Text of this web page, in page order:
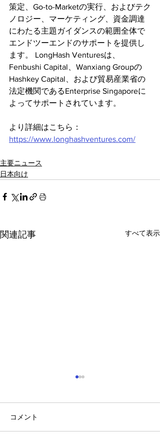
策定、Go-to-Marketの実行、およびテク
ノロジー、マーケティング、資金調達
にわたる主題ガイダンスの範囲全体で
エンドツーエンドのサポートを提供し
ます。 LongHash Venturesは、
Fenbushi Capital、Wanxiang Groupの
Hashkey Capital、および貿易産業省の
法定機関であるEnterprise Singaporeに
よってサポートされています。
より詳細はこちら：
https://www.longhashventures.com/
主要ニュース
日本向け
関連記事 すべて表示
コメント